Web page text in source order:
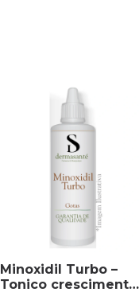
Minoxidil Turbo –
Tonico crescimento